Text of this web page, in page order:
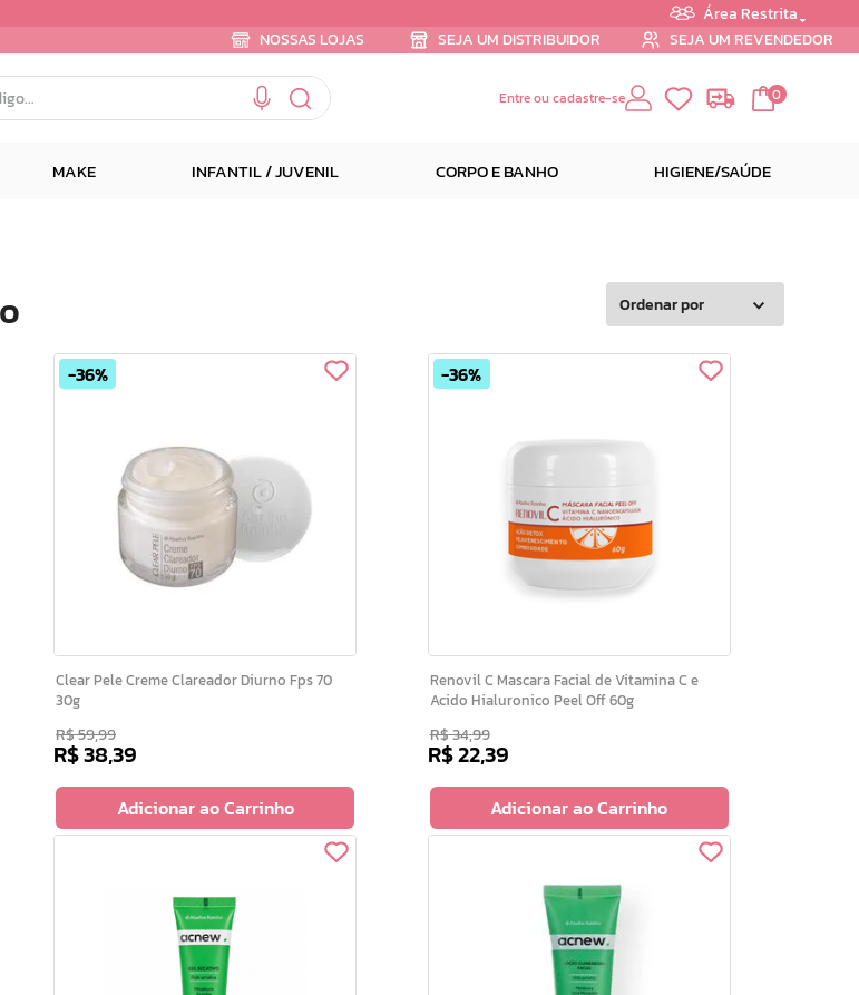
Área Restrita
NOSSAS LOJAS
SEJA UM DISTRIBUIDOR SEJA UM REVENDEDOR
Entre ou cadastre-se 0
MAKE INFANTIL / JUVENIL CORPO E BANHO HIGIENE/SAÚDE
Ordenar por
36%
Clear Pele Creme Clareador Diurno Fps 70
30g
R$59,99
R$38,39
Adicionar ao Carrinho
36%
Renovil C Mascara Facial de Vitamina C e
Acido Hialuronico Peel Off 60g
R$34,99
R$22,39
Adicionar ao Carrinho